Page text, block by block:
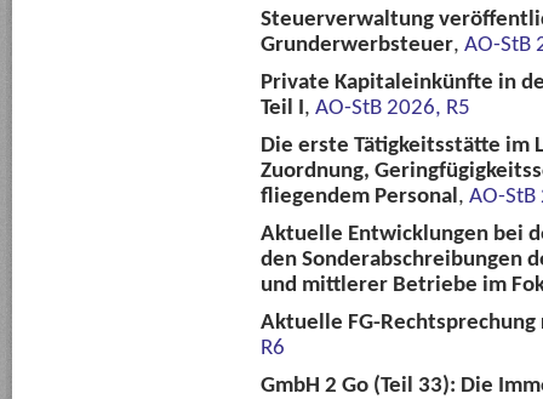
Steuerverwaltung
Grunderwerbsteuer, AO-StB
Private Kapitaleinkünfte in
Teil I, AO-StB 2026, R5
Die erste Tätigkeitsstätte im
Zuordnung,
fliegendem Personal, AO-StB
Aktuelle Entwicklungen bei
den Sonderabschreibungen
und mittlerer Betriebe im
Aktuelle FG-Rechtsprechung
R6
GmbH 2 Go (Teil 33): Die